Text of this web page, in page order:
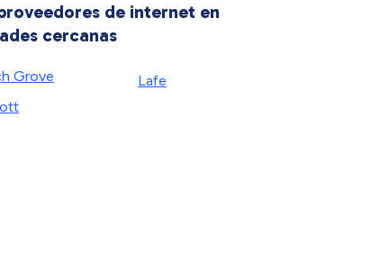
de internet en
cercanas
Grove
Lafe